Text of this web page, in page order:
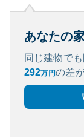
あなたの
同じ建物で
292万円の差